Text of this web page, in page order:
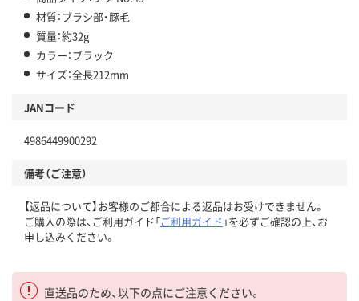
材質：ブラシ部・豚毛
質量：約32g
カラー：ブラック
サイズ：全長212mm
JANコード
4986449900292
備考（ご注意）
【返品について】お客様のご都合による返品はお受けできません。
ご購入の際は、ご利用ガイド「ご利用ガイド 」を必ずご確認の上、お
申し込みください。
直送品のため、以下の点にご注意ください。